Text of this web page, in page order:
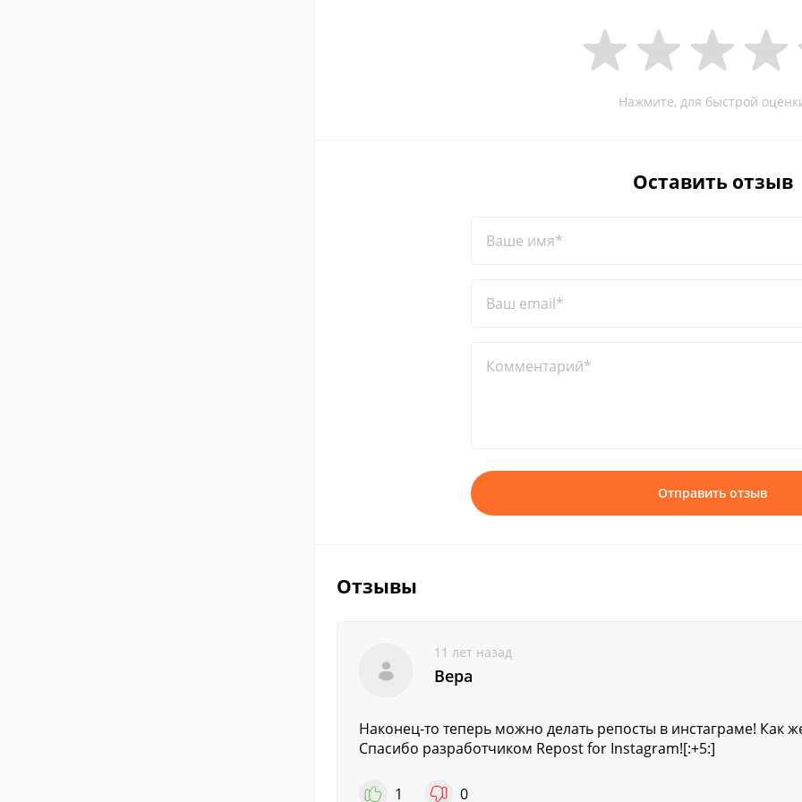
Нажмите, для быстрой
Оставить отзыв
Ваше имя*
Ваш email*
Комментарий*
Отправить отзыв
Отзывы
11 лет назад
Вера
Наконец-то теперь можно делать репосты в инстаграме! Как
Спасибо разработчиком Repost for Instagram![:+5:]
1 0